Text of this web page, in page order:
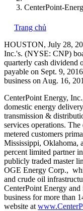
CenterPoint-
Trang chủ
HOUSTON, July 28,
Inc.'s. (NYSE: CNP)
quarterly cash dividend
payable on Sept. 9, 2016
business on Aug. 16,
CenterPoint Energy,
domestic energy
transmission &
services operations.
metered customers
Mississippi, Oklahoma,
percent limited partner
publicly traded master
OGE Energy Corp.,
and crude oil
CenterPoint Energy and
business for more than
website at